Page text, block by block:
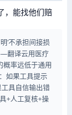
，能找他们赔
‘不承担间接损
翻译云用医疗
概率远低于通用
如果工具提示
工具自信输出错
+人工复核+操